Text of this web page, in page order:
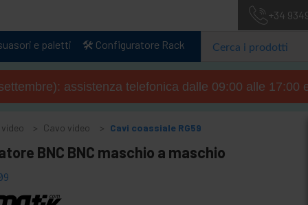
+34
e paletti 🛠️ Configuratore Rack
assistenza telefonica dalle 09:00 alle 17:00
Cavo video Cavi coassiale RG59
BNC BNC maschio a maschio